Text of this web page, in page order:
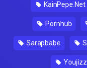
KainPepe.Net
Pornhub
Sarapbabe